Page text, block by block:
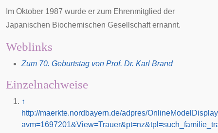
Im Oktober 1987 wurde er zum Ehrenmitglied der
Japanischen Biochemischen Gesellschaft ernannt.
Weblinks
Zum 70. Geburtstag von Prof. Dr. Karl Brand
Einzelnachweise
↑
http://maerkte.nordbayern.de/adpres/